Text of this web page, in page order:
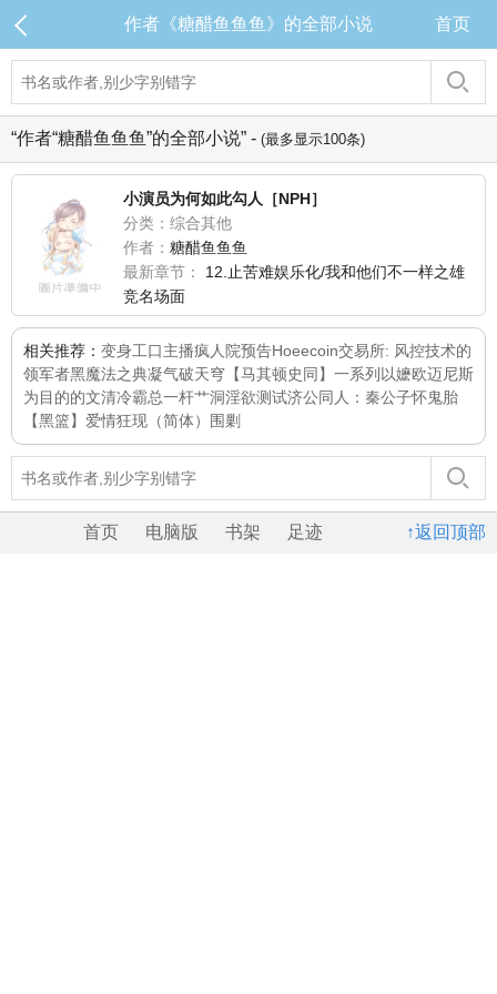
作者《糖醋鱼鱼鱼》的全部小说 首页
“作者“糖醋鱼鱼鱼”的全部小说” - (最多显示100条)
小演员为何如此勾人［NPH］
分类：综合其他
作者： 糖醋鱼鱼鱼
最新章节：
12.止苦难娱乐化/我和他们不一样之雄
竞名场面
相关推荐： 变身工口主播疯人院预告Hoeecoin交易所: 风控技术的
领军者黑魔法之典凝气破天穹 【马其顿史同】一系列以嬷欧迈尼斯
为目的的文清冷霸总一杆艹洞淫欲测试济公同人：秦公子怀鬼胎
【黑篮】爱情狂现（简体）
围剿
↑返回顶部
首页 电脑版 书架 足迹